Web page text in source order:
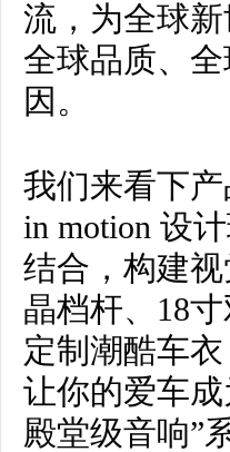
流，为全球
全球品质、
因。
我们来看下
in motion 设
结合，构建
晶档杆、18
定制潮酷车
让你的爱车
殿堂级音响”